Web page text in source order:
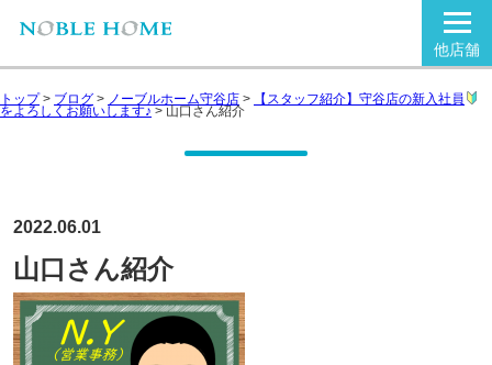
他店舗
トップ> ブログ > ノーブルホーム守谷店 > 【スタッフ紹介】守谷店の新入社員
をよろしくお願いします♪>山口さん紹介
2022.06.01
山口さん紹介